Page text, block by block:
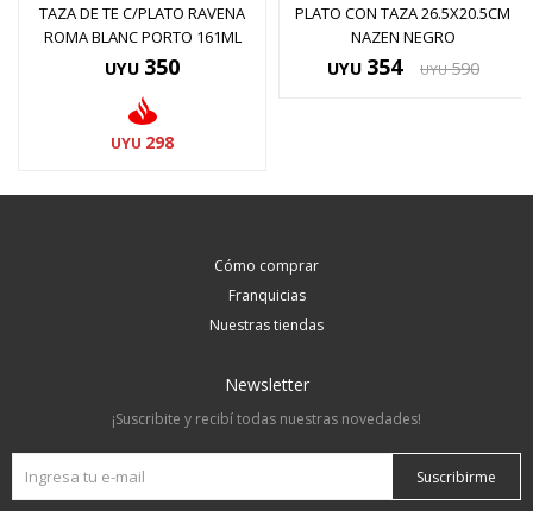
TAZA DE TE C/PLATO RAVENA
ROMA BLANC PORTO 161ML
UYU 350
UYU 298
PLATO CON TAZA 26.5X20.5CM
NAZEN NEGRO
UYU 354 UYU 590
Cómo comprar
Franquicias
Nuestras tiendas
Newsletter
¡Suscribite y recibí todas nuestras novedades!
Suscribirme